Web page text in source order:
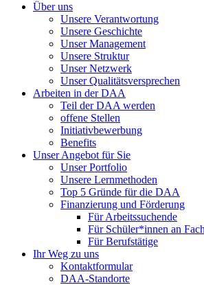
Über uns
Unsere Verantwortung
Unsere Geschichte
Unser Management
Unsere Struktur
Unser Netzwerk
Unser Qualitätsversprechen
Arbeiten in der DAA
Teil der DAA werden
offene Stellen
Initiativbewerbung
Benefits
Unser Angebot für Sie
Unser Portfolio
Unsere Lernmethoden
Top 5 Gründe für die DAA
Finanzierung und Förderung
Für Arbeitssuchende
Für Schüler*innen an
Für Berufstätige
Ihr Weg zu uns
Kontaktformular
DAA-Standorte